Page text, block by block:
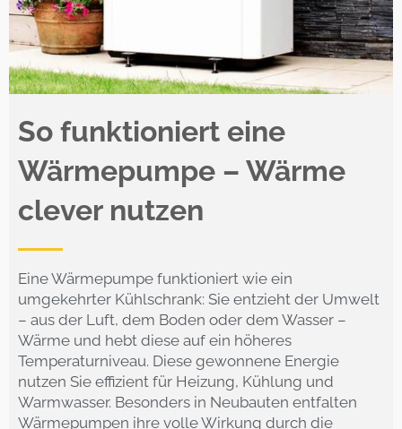
So funktioniert eine
Wärmepumpe – Wärme
clever nutzen
Eine Wärmepumpe funktioniert wie ein
umgekehrter Kühlschrank: Sie entzieht der Umwelt
– aus der Luft, dem Boden oder dem Wasser –
Wärme und hebt diese auf ein höheres
Temperaturniveau. Diese gewonnene Energie
nutzen Sie effizient für Heizung, Kühlung und
Warmwasser. Besonders in Neubauten entfalten
Wärmepumpen ihre volle Wirkung durch die